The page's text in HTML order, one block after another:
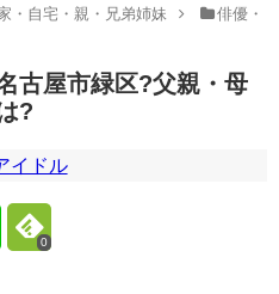
・自宅・親・兄弟姉妹
俳優・
古屋市緑区?父親・母
?
イドル
0